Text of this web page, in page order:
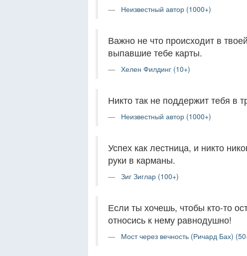
Неизвестный автор (1000+)
Важно не что происходит в
выпавшие тебе карты.
Хелен Филдинг (10+)
Никто так не поддержит тебя в
Неизвестный автор (1000+)
Успех как лестница, и никто
руки в карманы.
Зиг Зиглар (100+)
Если ты хочешь, чтобы кто-то
относись к нему равнодушно!
Мост через вечность (Ричард Бах)